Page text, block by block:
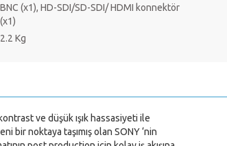
BNC (x1), HD-SDI/SD-SDI/ HDMI konnektör
(x1)
2.2 Kg
ve düşük ışık hassasiyeti ile
bir noktaya taşımış olan SONY ‘nin